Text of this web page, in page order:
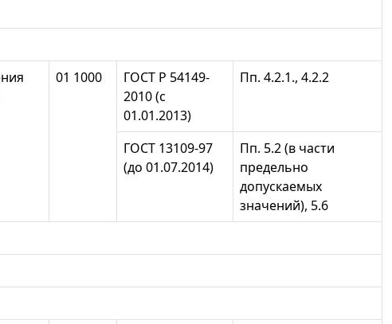
01 1000
ГОСТ Р 54149-
2010 (с
01.01.2013)
Пп. 4.2.1., 4.2.2
ГОСТ 13109-97
(до 01.07.2014)
Пп. 5.2 (в части
предельно
допускаемых
значений), 5.6